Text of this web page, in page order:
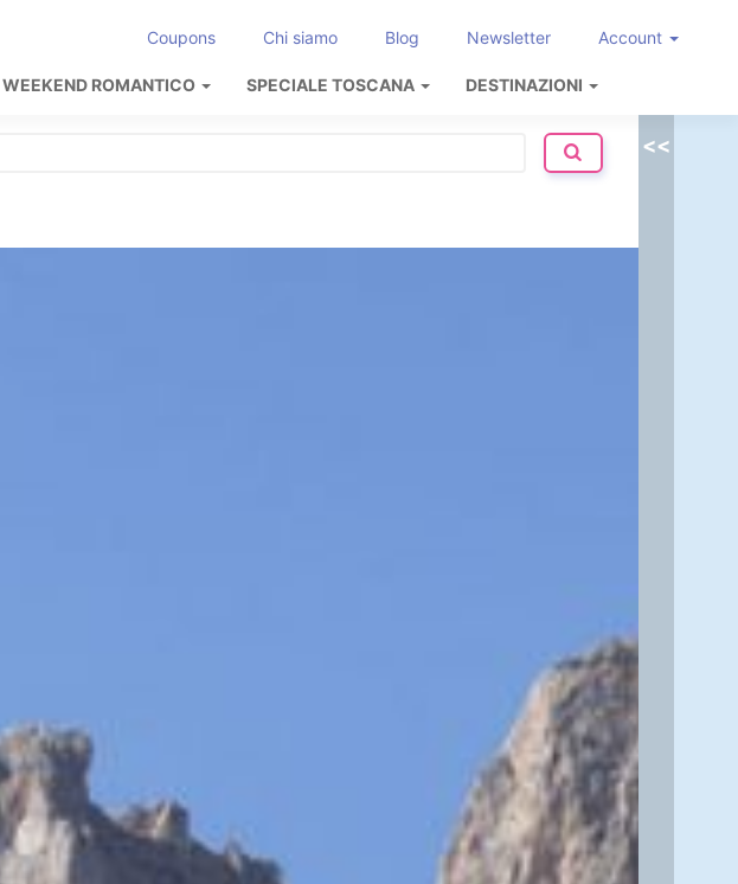
Coupons Chi siamo Blog Newsletter Account
WEEKEND ROMANTICO SPECIALE TOSCANA DESTINAZIONI
<<